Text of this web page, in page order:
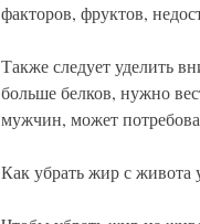
факторов, фруктов,
Также следует уделить
больше белков, нужно
мужчин, может
Как убрать жир с